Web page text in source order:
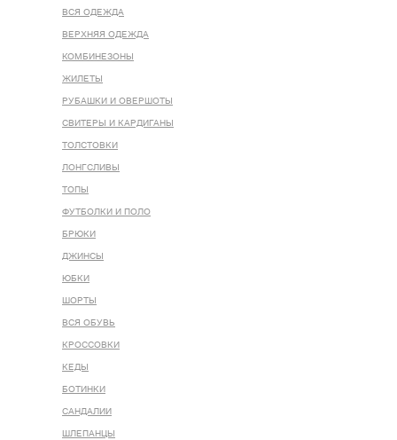
ВСЯ ОДЕЖДА
ВЕРХНЯЯ ОДЕЖДА
КОМБИНЕЗОНЫ
ЖИЛЕТЫ
РУБАШКИ И ОВЕРШОТЫ
СВИТЕРЫ И КАРДИГАНЫ
ТОЛСТОВКИ
ЛОНГСЛИВЫ
ТОПЫ
ФУТБОЛКИ И ПОЛО
БРЮКИ
ДЖИНСЫ
ЮБКИ
ШОРТЫ
ВСЯ ОБУВЬ
КРОССОВКИ
КЕДЫ
БОТИНКИ
САНДАЛИИ
ШЛЕПАНЦЫ